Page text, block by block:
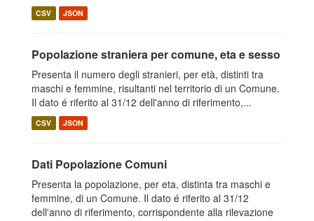
CSV JSON
Popolazione straniera per comune, eta e sesso
Presenta il numero degli stranieri, per età, distinti tra
maschi e femmine, risultanti nel territorio di un Comune.
Il dato é riferito al 31/12 dell'anno di riferimento,...
CSV JSON
Dati Popolazione Comuni
Presenta la popolazione, per eta, distinta tra maschi e
femmine, di un Comune. Il dato é riferito al 31/12
dell'anno di riferimento, corrispondente alla rilevazione